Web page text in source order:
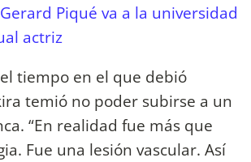
Piqué va a la universidad
actriz
tiempo en el que debió
temió no poder subirse a un
“En realidad fue más que
Fue una lesión vascular. Así